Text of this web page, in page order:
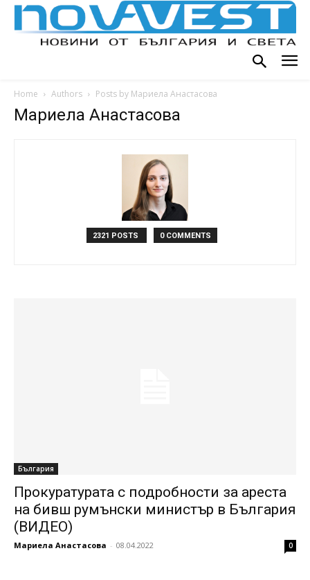
Home Authors Posts by Мариела Анастасова
Мариела Анастасова
2321 POSTS 0 COMMENTS
България
Прокуратурата с подробности за ареста
на бивш румънски министър в България
(ВИДЕО)
Мариела Анастасова - 08.04.2022 0